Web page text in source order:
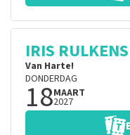
IRIS RULKENS
Van Harte!
DONDERDAG
18MAART
2027